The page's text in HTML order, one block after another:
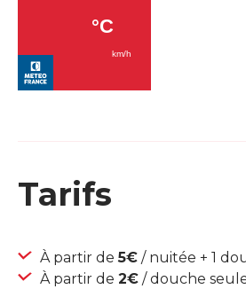
Tarifs
À partir de5€ / nuitée + 1
À partir de 2€ / douche